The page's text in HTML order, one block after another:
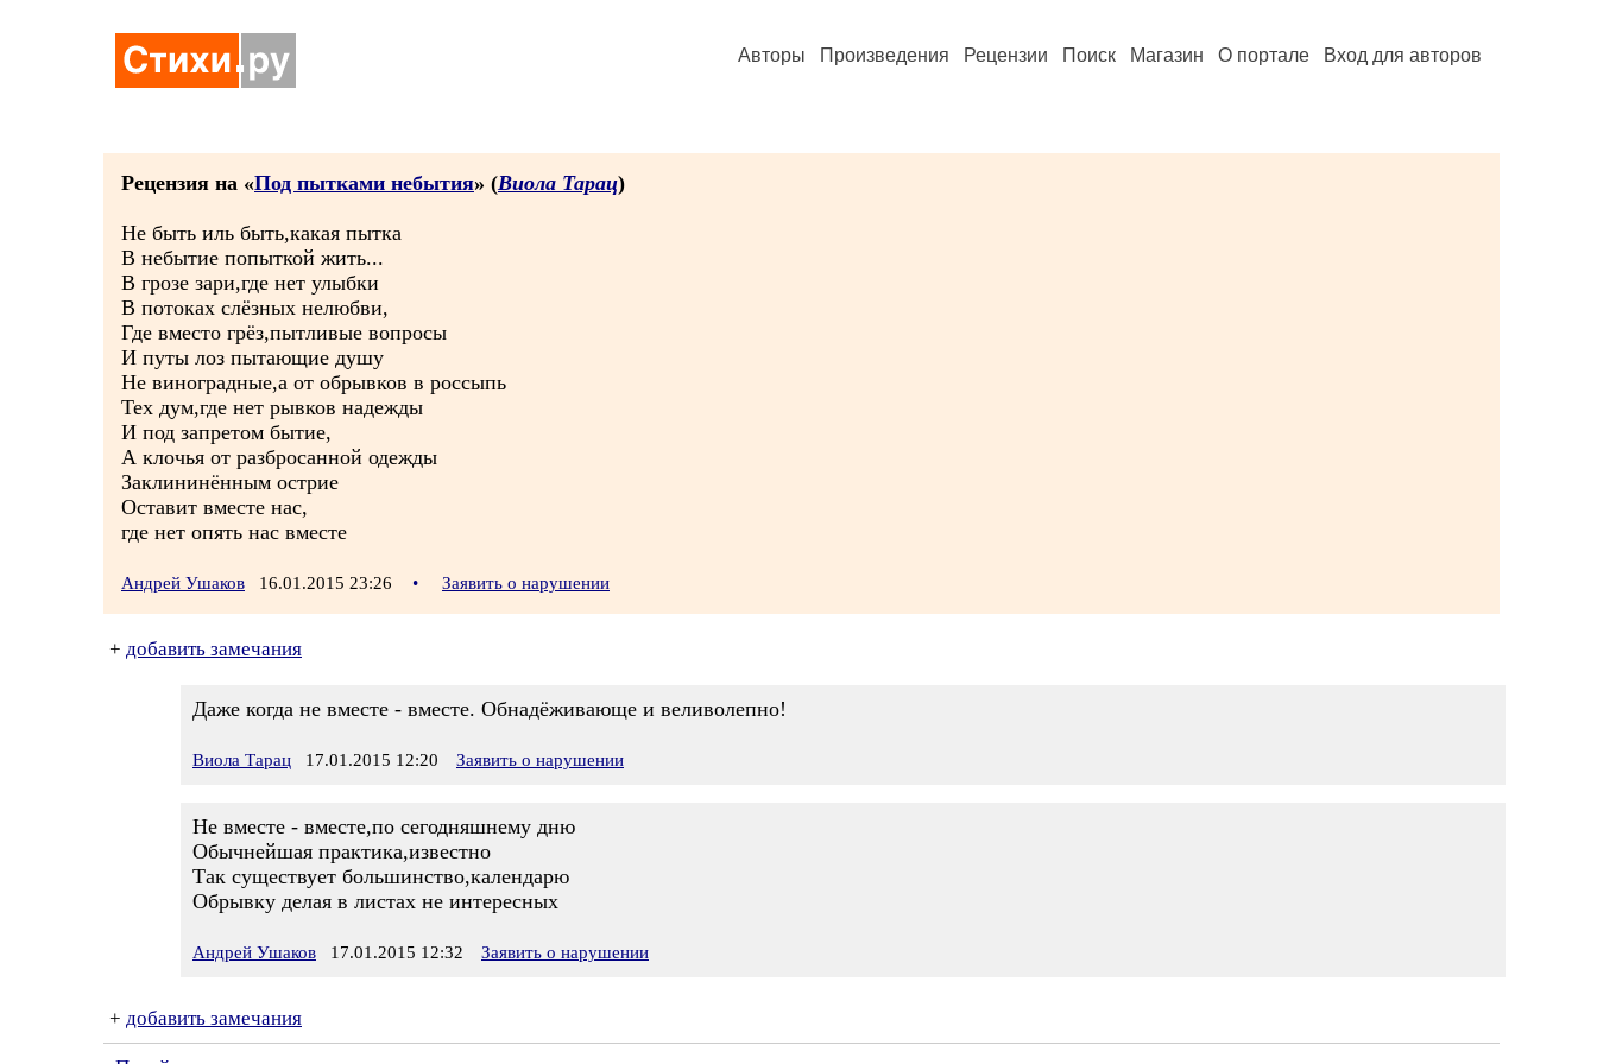
Авторы Произведения Рецензии Поиск Магазин О портале Вход для авторов
Рецензия на «Под пытками небытия» (Виола Тарац)
Не быть иль быть,какая пытка
В небытие попыткой жить...
В грозе зари,где нет улыбки
В потоках слёзных нелюбви,
Где вместо грёз,пытливые вопросы
И путы лоз пытающие душу
Не виноградные,а от обрывков в россыпь
Тех дум,где нет рывков надежды
И под запретом бытие,
А клочья от разбросанной одежды
Заклининённым острие
Оставит вместе нас,
где нет опять нас вместе
Андрей Ушаков 16.01.2015 23:26 • Заявить о нарушении
+ добавить замечания
Даже когда не вместе - вместе. Обнадёживающе и веливолепно!
Виола Тарац 17.01.2015 12:20 Заявить о нарушении
Не вместе - вместе,по сегодняшнему дню
Обычнейшая практика,известно
Так существует большинство,календарю
Обрывку делая в листах не интересных
Андрей Ушаков 17.01.2015 12:32 Заявить о нарушении
+ добавить замечания